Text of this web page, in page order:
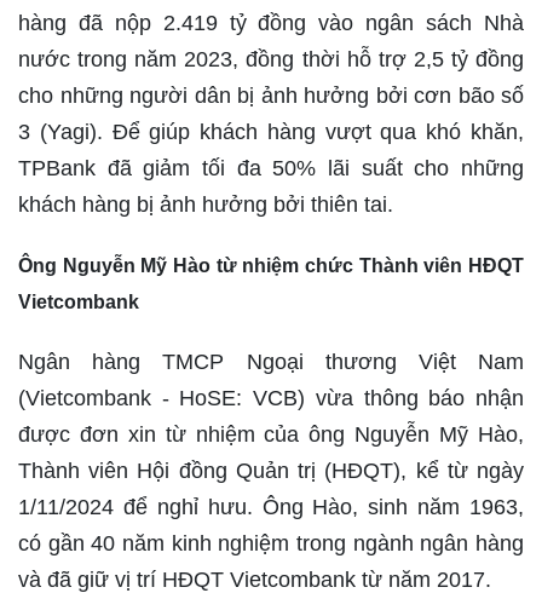
hàng đã nộp 2.419 tỷ đồng vào ngân sách Nhà
nước trong năm 2023, đồng thời hỗ trợ 2,5 tỷ đồng
cho những người dân bị ảnh hưởng bởi cơn bão số
3 (Yagi). Để giúp khách hàng vượt qua khó khăn,
TPBank đã giảm tối đa 50% lãi suất cho những
khách hàng bị ảnh hưởng bởi thiên tai.
Ông Nguyễn Mỹ Hào từ nhiệm chức Thành viên HĐQT
Vietcombank
Ngân hàng TMCP Ngoại thương Việt Nam
(Vietcombank - HoSE: VCB) vừa thông báo nhận
được đơn xin từ nhiệm của ông Nguyễn Mỹ Hào,
Thành viên Hội đồng Quản trị (HĐQT), kể từ ngày
1/11/2024 để nghỉ hưu. Ông Hào, sinh năm 1963,
có gần 40 năm kinh nghiệm trong ngành ngân hàng
và đã giữ vị trí HĐQT Vietcombank từ năm 2017.